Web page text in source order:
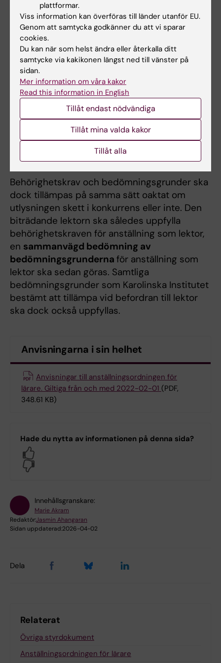
För dig som blev anställd som biträdande
lektor före 2024-11-01 är det behörighetskrav
och bedömningsgrunder som återfinns i
dessa anvisningar som gäller vid en ansökan
om befordran från biträdande lektor till lektor.
I dessa anvisningar (1–23/2022) har det gjorts
en ändring i form av ett förtydligande gällande
en felaktig formulering om befordran till lektor.
I anvisningarna står det att den biträdande
lektorn måste uppfylla behörighetskrav och
bedömningsgrunder för anställning som lektor
för att befordras till lektor.
Behörighetskrav och bedömningsgrunder ska
dock tillämpas på samma sätt oaktat om
utlysningen skett i konkurrens eller inte. Den
biträdande lektorn ska således uppfylla
behörighetskraven för anställning som lektor,
en sammanvägd bedömning av
bedömningsgrunderna för anställning som
lektor ska sedan göras. Samtliga
bedömningsgrunder som Karolinska Institutet
bestämt att tillämpa vid befordran till lektor
ska dock också uppfyllas.
Anvisningarna i sin helhet
Anvisningar till anställningsordningen för
lärare. Giltiga från och med 2022-02-01 (PDF,
348.61 KB)
Hade du nytta av informationen på denna sida?
Innehållsgranskare:
Marie Akram
Redaktör:Jasmin Ahangaran
Sidan uppdaterad:2026-04-02
Dela
Relaterat
Övriga styrdokument
Anställningsordningen för lärare
plattformar.
Viss information kan överföras till länder utanför EU.
Genom att samtycka godkänner du att vi sparar
cookies.
Du kan när som helst ändra eller återkalla ditt
samtycke via kakikonen längst ned till vänster på
sidan.
Mer information om våra kakor
Read this information in English
Tillåt endast nödvändiga
Tillåt mina valda kakor
Tillåt alla